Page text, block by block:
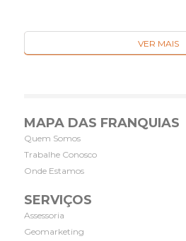
VER MAIS
MAPA DAS FRANQUIAS
Quem Somos
Trabalhe Conosco
Onde Estamos
SERVIÇOS
Assessoria
Geomarketing